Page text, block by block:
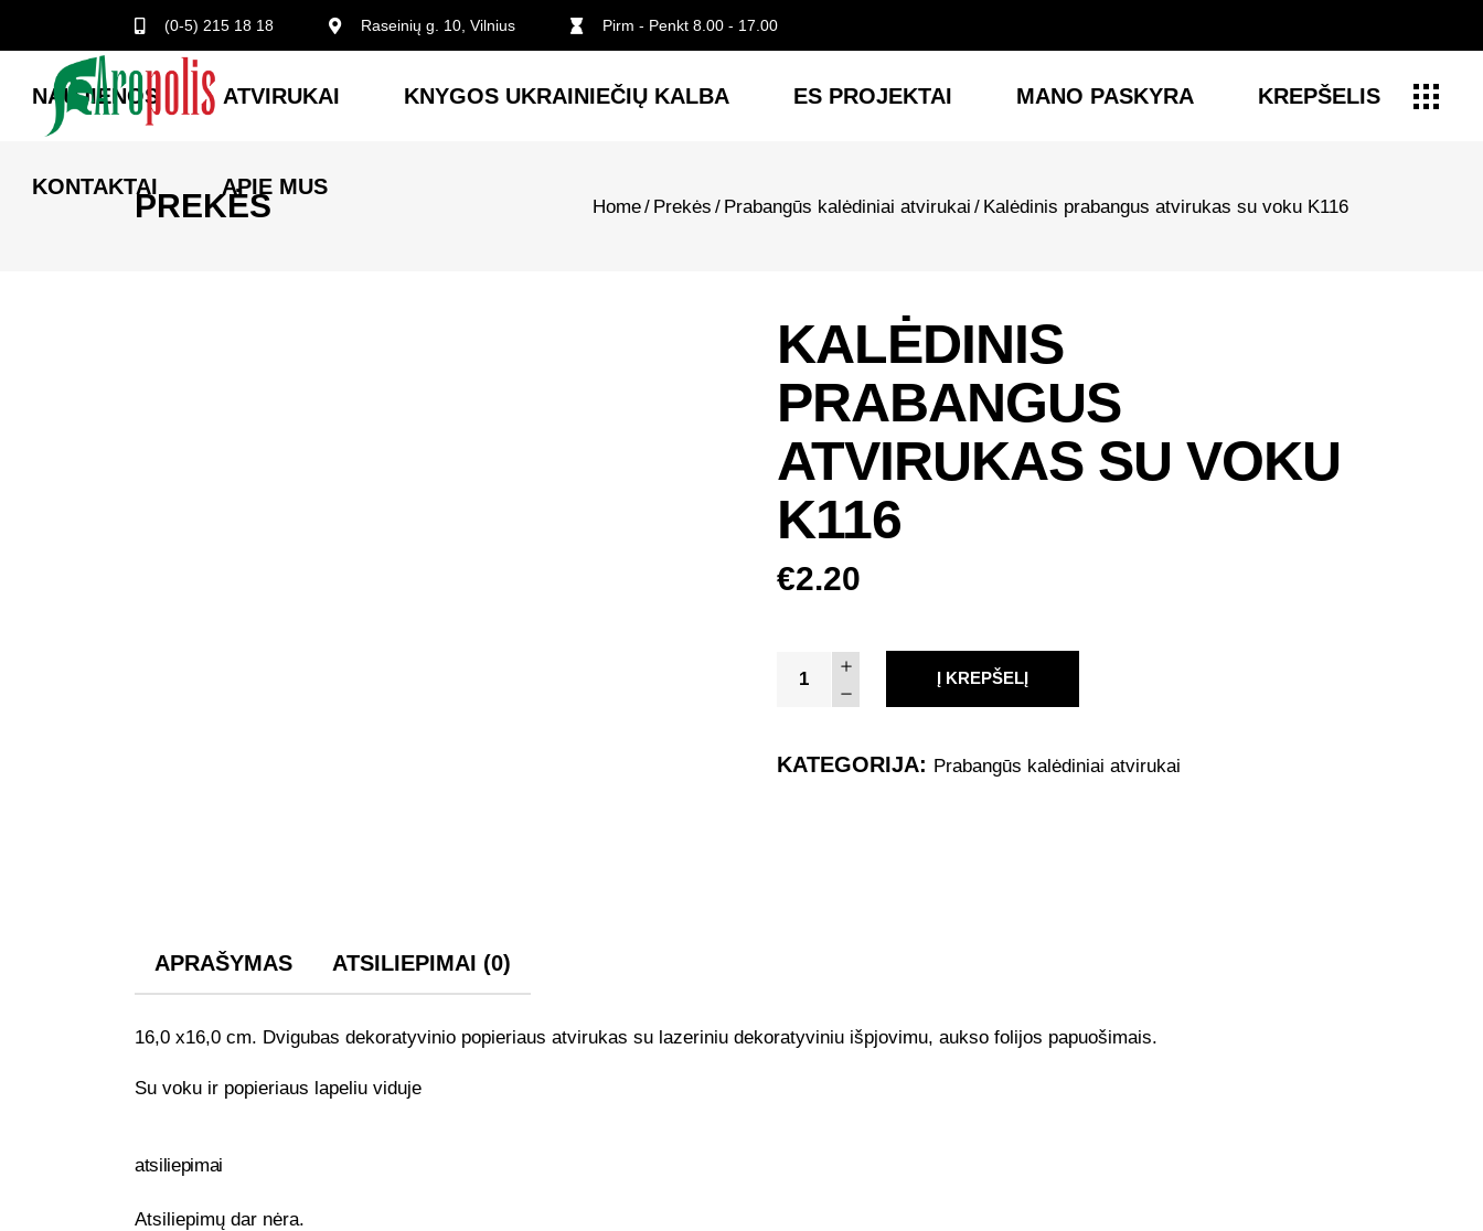
(0-5) 215 18 18 Raseinių g. 10, Vilnius Pirm - Penkt 8.00 - 17.00
NAUJIENOS ATVIRUKAI KNYGOS UKRAINIEČIŲ KALBA ES PROJEKTAI MANO PASKYRA KREPŠELIS
KONTAKTAI APIE MUS
PREKĖS Home/ Prekės / Prabangūs kalėdiniai atvirukai / Kalėdinis prabangus atvirukas su voku K116
KALĖDINIS
PRABANGUS
ATVIRUKAS SU VOKU
K116
€2.20
Kalėdinis
prabangus
voku
Į KREPŠELĮ
KATEGORIJA: Prabangūs kalėdiniai atvirukai
APRAŠYMAS ATSILIEPIMAI (0)
16,0 x16,0 cm. Dvigubas dekoratyvinio popieriaus atvirukas su lazeriniu dekoratyviniu išpjovimu, aukso folijos papuošimais.
Su voku ir popieriaus lapeliu viduje
atsiliepimai
Atsiliepimų dar nėra.